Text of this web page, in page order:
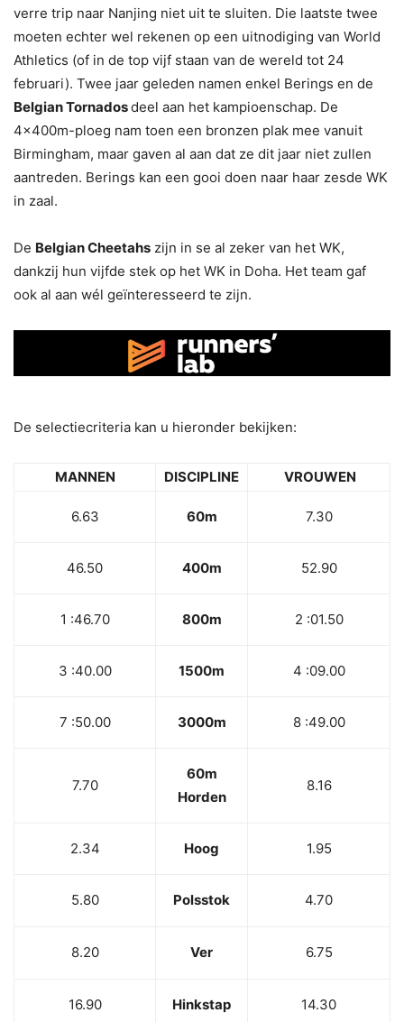
verre trip naar Nanjing niet uit te sluiten. Die laatste twee
moeten echter wel rekenen op een uitnodiging van World
Athletics (of in de top vijf staan van de wereld tot 24
februari). Twee jaar geleden namen enkel Berings en de
Belgian Tornadosdeel aan het kampioenschap. De
4x400m-ploeg nam toen een bronzen plak mee vanuit
Birmingham, maar gaven al aan dat ze dit jaar niet zullen
aantreden. Berings kan een gooi doen naar haar zesde WK
in zaal.
De Belgian Cheetahs zijn in se al zeker van het WK,
dankzij hun vijfde stek op het WK in Doha. Het team gaf
ook al aan wél geïnteresseerd te zijn.
De selectiecriteria kan u hieronder bekijken:
MANNEN DISCIPLINE VROUWEN
6.63 60m 7.30
46.50 400m 52.90
1 :46.70 800m 2 :01.50
3 :40.00 1500m 4 :09.00
7 :50.00 3000m 8 :49.00
7.70
60m
Horden
8.16
2.34 Hoog 1.95
5.80 Polsstok 4.70
8.20 Ver 6.75
16.90 Hinkstap 14.30